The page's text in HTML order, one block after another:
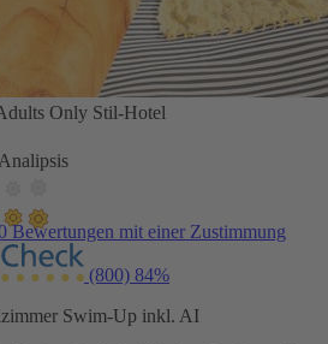
Only Stil-Hotel
Bewertungen mit einer Zustimmung
(800) 84%
Swim-Up inkl. AI